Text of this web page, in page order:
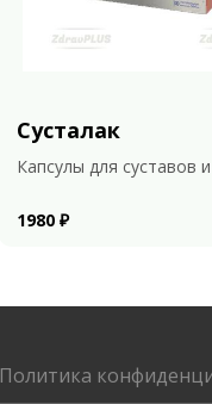
Сусталак
Капсулы для суставов
1980 ₽
Политика